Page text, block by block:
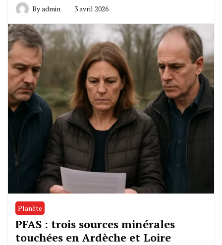
Byadmin 3 avril 2026
Planète
PFAS : trois sources minérales
touchées en Ardèche et Loire